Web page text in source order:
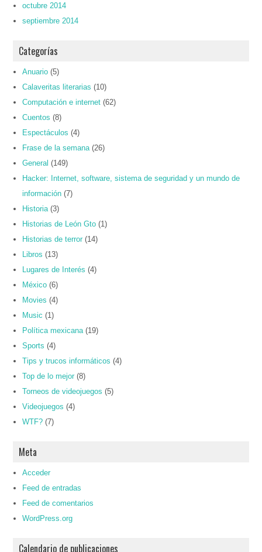
octubre 2014
septiembre 2014
Categorías
Anuario (5)
Calaveritas literarias (10)
Computación e internet (62)
Cuentos (8)
Espectáculos (4)
Frase de la semana (26)
General (149)
Hacker: Internet, software, sistema de seguridad y un mundo de
información (7)
Historia (3)
Historias de León Gto (1)
Historias de terror (14)
Libros (13)
Lugares de Interés (4)
México (6)
Movies (4)
Music (1)
Política mexicana (19)
Sports (4)
Tips y trucos informáticos (4)
Top de lo mejor (8)
Torneos de videojuegos (5)
Videojuegos (4)
WTF? (7)
Meta
Acceder
Feed de entradas
Feed de comentarios
WordPress.org
Calendario de publicaciones